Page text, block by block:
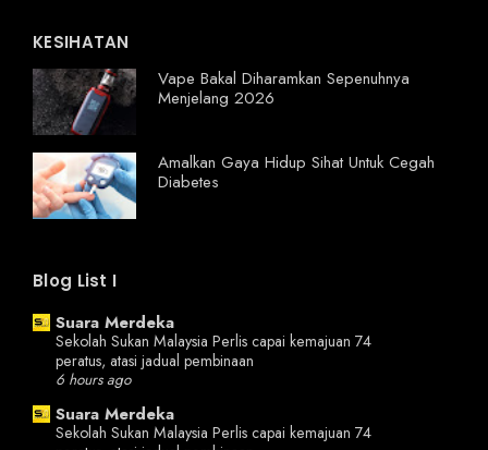
KESIHATAN
Vape Bakal Diharamkan Sepenuhnya
Menjelang 2026
Amalkan Gaya Hidup Sihat Untuk Cegah
Diabetes
Blog List I
Suara Merdeka
Sekolah Sukan Malaysia Perlis capai kemajuan 74
peratus, atasi jadual pembinaan
6 hours ago
Suara Merdeka
Sekolah Sukan Malaysia Perlis capai kemajuan 74